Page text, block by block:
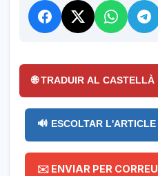
🌐 TRADUIR AL CASTELLÀ
🔊 ESCOLTAR L'ARTICLE
✉️ ENVIAR PER CORREU